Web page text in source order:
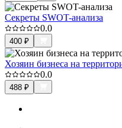
Секреты SWOT-анализа
0.0
400 ₽
Хозяин бизнеса на
0.0
488 ₽